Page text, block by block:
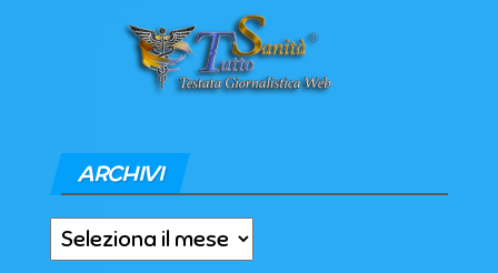
ARCHIVI
Archivi